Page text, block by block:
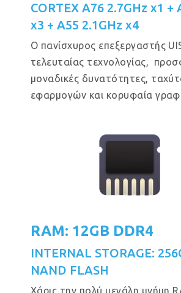
CORTEX A76 2.7GHz x1 +
x3 + A55 2.1GHz x4
Ο πανίσχυρος επεξεργαστής
τελευταίας τεχνολογίας,
μοναδικές δυνατότητες,
εφαρμογών και κορυφαία
RAM: 12GB DDR4
INTERNAL STORAGE:
NAND FLASH
Χάρις την πολύ μεγάλη μνήμη